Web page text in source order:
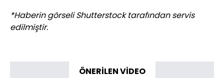
*Haberin görseli Shutterstock tarafından servis
edilmiştir.
ÖNERİLEN VİDEO